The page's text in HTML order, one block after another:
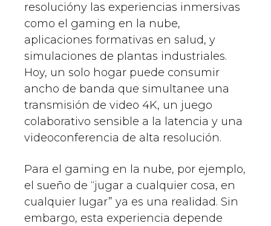
resolucióny las experiencias inmersivas
como el gaming en la nube,
aplicaciones formativas en salud, y
simulaciones de plantas industriales.
Hoy, un solo hogar puede consumir
ancho de banda que simultanee una
transmisión de video 4K, un juego
colaborativo sensible a la latencia y una
videoconferencia de alta resolución.
Para el gaming en la nube, por ejemplo,
el sueño de “jugar a cualquier cosa, en
cualquier lugar” ya es una realidad. Sin
embargo, esta experiencia depende